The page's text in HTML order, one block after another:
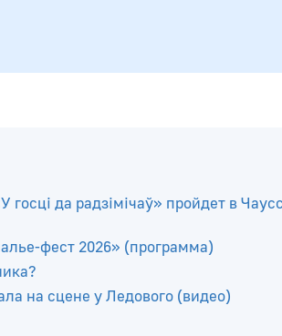
да радзімічаў» пройдет в
фест 2026» (программа)